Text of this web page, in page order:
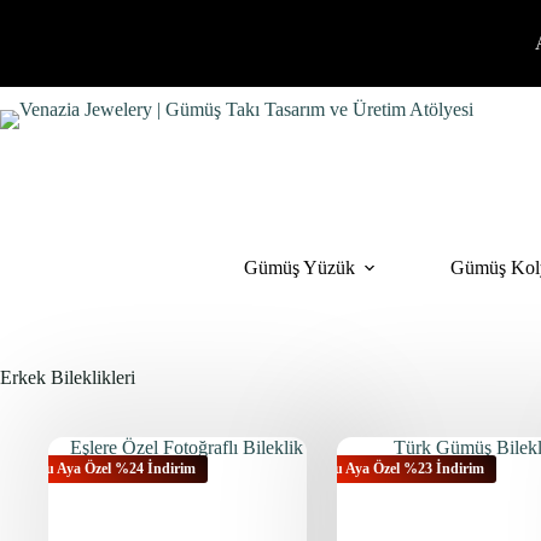
Gümüş Yüzük Gümüş
Erkek Bileklikleri
Bu Aya Özel %24 İndirim Bu Aya Özel %23 İndirim